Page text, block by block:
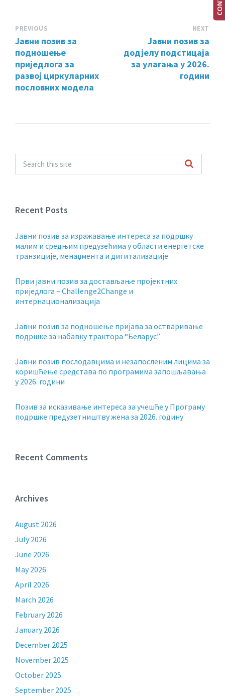
PREVIOUS
Јавни позив за
подношење
приједлога за
развој циркуларних
пословних модела
NEXT
Јавни позив за
додјелу подстицаја
за улагања у 2026.
години
Recent Posts
Jавни позив за изражавање интереса за подршку
малим и средњим предузећима у области енергетске
транзиције, менаџмента и дигитализације
Први јавни позив за достављање пројектних
приједлога – Challenge2Change и
интернационализација
Јавни позив за подношење пријава за остваривање
подршке за набавку трактора “Беларус”
Јавни позив послодавцима и незапосленим лицима за
коришћење средстава по програмима запошљавања
у 2026. години
Позив за исказивање интереса за учешће у Програму
подршке предузетништву жена за 2026. годину
Recent Comments
Archives
August 2026
July 2026
June 2026
May 2026
April 2026
March 2026
February 2026
January 2026
December 2025
November 2025
October 2025
September 2025